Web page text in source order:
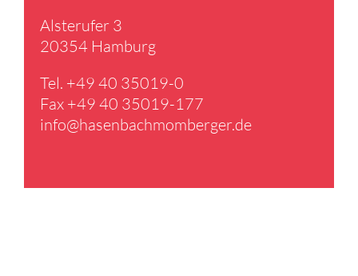
Alster­ufer 3
20354 Hamburg
Tel. +49 40 35019-0
Fax +49 40 35019-177
info@​hasenbachmomberger.​de